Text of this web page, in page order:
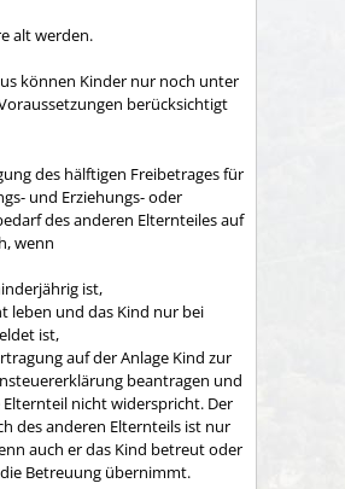
alt werden.
können Kinder nur noch unter
berücksichtigt
des hälftigen Freibetrages für
und Erziehungs- oder
des anderen Elternteiles auf
wenn
ist,
leben und das Kind nur bei
ist,
auf der Anlage Kind zur
beantragen und
nicht widerspricht. Der
des anderen Elternteils ist nur
auch er das Kind betreut oder
Betreuung übernimmt.